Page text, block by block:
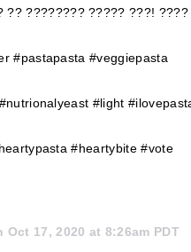
???????? ????? ???! ????
#pastapasta #veggiepasta
#light
#heartybite #vote
Oct 17, 2020 at 8:26am PDT